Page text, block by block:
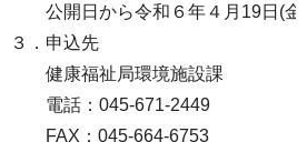
公開日から令和６年４月19日(金
３．申込先
健康福祉局環境施設課
電話：045-671-2449
FAX：045-664-6753